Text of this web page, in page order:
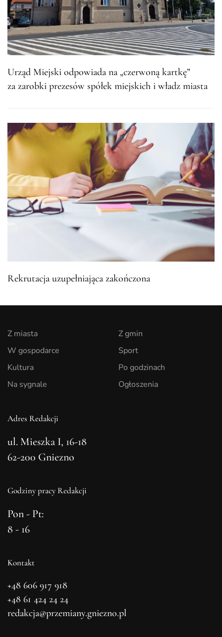
Urząd Miejski odpowiada na „czerwoną kartkę”
za zarobki prezesów spółek miejskich i władz miasta
Rekrutacja uzupełniająca zakończona
Z miasta
W gospodarce
Kultura
Na sygnale
Z gmin
Sport
Po godzinach
Ogłoszenia
Adres Redakcji
ul. Mieszka I, 16-18
62-200 Gniezno
Godziny pracy Redakcji
Pon - Pt:
8 - 16
Kontakt
+48 606 917 918
+48 61 424 24 24
redakcja@przemiany.gniezno.pl